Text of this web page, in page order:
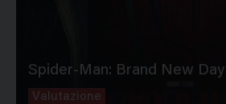
Spider-Man: Brand New Day
Valutazione